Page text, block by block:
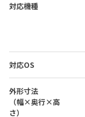
対応機種
対応OS
外形寸法
（幅×奥行×高
さ）